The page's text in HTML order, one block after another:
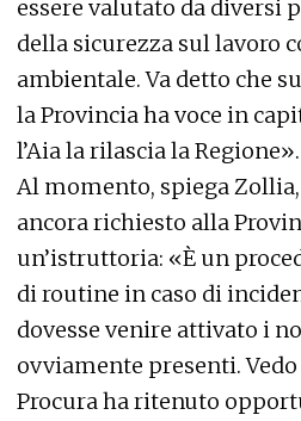
essere valutato da diversi
della sicurezza sul lavoro
ambientale. Va detto che
la Provincia ha voce in
l’Aia la rilascia la Regione».
Al momento, spiega Zollia,
ancora richiesto alla
un’istruttoria: «È un
di routine in caso di
dovesse venire attivato i
ovviamente presenti.
Procura ha ritenuto